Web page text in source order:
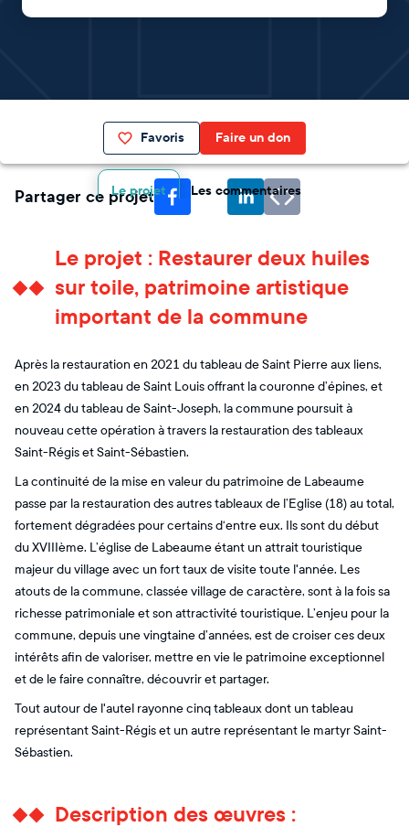
Favoris Faire un don
Le projet Les commentaires
Partager ce projet
Le projet : Restaurer deux huiles
sur toile, patrimoine artistique
important de la commune
Après la restauration en 2021 du tableau de Saint Pierre aux liens,
en 2023 du tableau de Saint Louis offrant la couronne d’épines, et
en 2024 du tableau de Saint-Joseph, la commune poursuit à
nouveau cette opération à travers la restauration des tableaux
Saint-Régis et Saint-Sébastien.
La continuité de la mise en valeur du patrimoine de Labeaume
passe par la restauration des autres tableaux de l’Eglise (18) au total,
fortement dégradées pour certains d‘entre eux. Ils sont du début
du XVIIIème. L’église de Labeaume étant un attrait touristique
majeur du village avec un fort taux de visite toute l'année. Les
atouts de la commune, classée village de caractère, sont à la fois sa
richesse patrimoniale et son attractivité touristique. L’enjeu pour la
commune, depuis une vingtaine d’années, est de croiser ces deux
intérêts afin de valoriser, mettre en vie le patrimoine exceptionnel
et de le faire connaître, découvrir et partager.
Tout autour de l'autel rayonne cinq tableaux dont un tableau
représentant Saint-Régis et un autre représentant le martyr Saint-
Sébastien.
Description des œuvres :